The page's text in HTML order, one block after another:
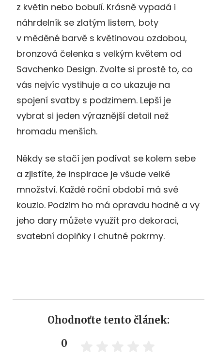
z květin nebo bobulí. Krásně vypadá i
náhrdelník se zlatým listem, boty
v měděné barvě s květinovou ozdobou,
bronzová čelenka s velkým květem od
Savchenko Design. Zvolte si prostě to, co
vás nejvíc vystihuje a co ukazuje na
spojení svatby s podzimem. Lepší je
vybrat si jeden výraznější detail než
hromadu menších.
Někdy se stačí jen podívat se kolem sebe
a zjistíte, že inspirace je všude velké
množství. Každé roční období má své
kouzlo. Podzim ho má opravdu hodně a vy
jeho dary můžete využít pro dekoraci,
svatební doplňky i chutné pokrmy.
Ohodnoťte tento článek:
0